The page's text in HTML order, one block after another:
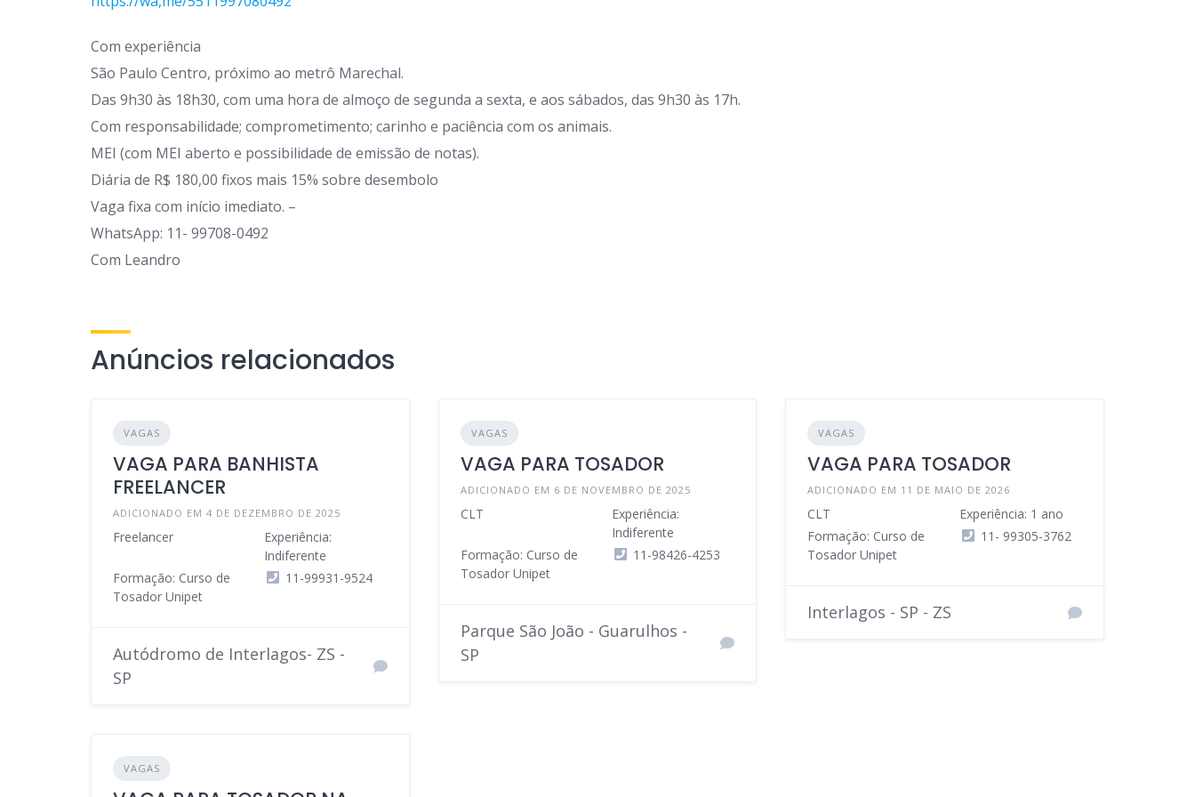
Com experiência
São Paulo Centro, próximo ao metrô Marechal.
Das 9h30 às 18h30, com uma hora de almoço de segunda a sexta, e aos sábados, das 9h30 às 17h.
Com responsabilidade; comprometimento; carinho e paciência com os animais.
MEI (com MEI aberto e possibilidade de emissão de notas).
Diária de R$ 180,00 fixos mais 15% sobre desembolo
Vaga fixa com início imediato. –
WhatsApp: 11- 99708-0492
Com Leandro
Anúncios relacionados
VAGAS
VAGA PARA BANHISTA
FREELANCER
ADICIONADO EM 4 DE DEZEMBRO DE 2025
Freelancer
Experiência:
Indiferente
Formação: Curso de
Tosador Unipet
11-99931-9524
Autódromo de Interlagos- ZS -
SP
VAGAS
VAGA PARA TOSADOR
ADICIONADO EM 6 DE NOVEMBRO DE 2025
CLT
Experiência:
Indiferente
Formação: Curso de
Tosador Unipet
11-98426-4253
Parque São João - Guarulhos -
SP
VAGAS
VAGA PARA TOSADOR
ADICIONADO EM 11 DE MAIO DE 2026
CLT
Experiência: 1 ano
Formação: Curso de
Tosador Unipet
11- 99305-3762
Interlagos - SP - ZS
VAGAS